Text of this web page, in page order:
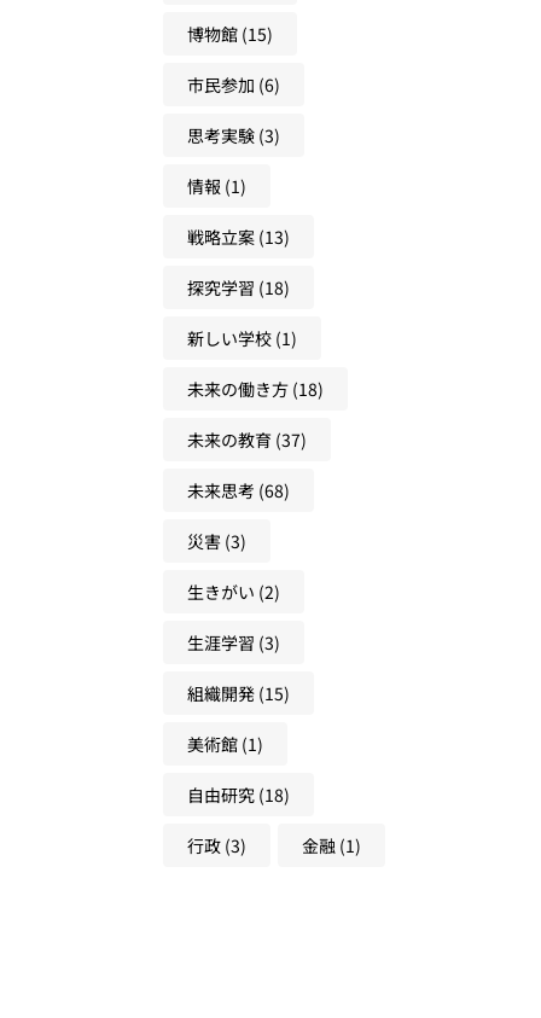
博物館 (15)
市民参加 (6)
思考実験 (3)
情報 (1)
戦略立案 (13)
探究学習 (18)
新しい学校 (1)
未来の働き方 (18)
未来の教育 (37)
未来思考 (68)
災害 (3)
生きがい (2)
生涯学習 (3)
組織開発 (15)
美術館 (1)
自由研究 (18)
行政 (3) 金融 (1)